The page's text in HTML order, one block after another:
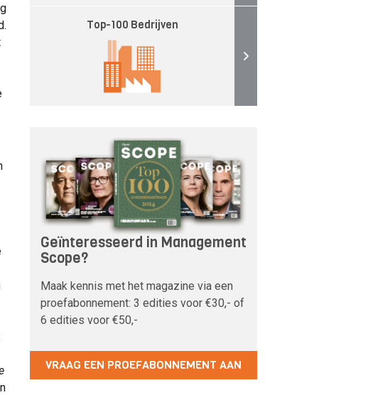
Top-100 Bedrijven
Geïnteresseerd in Management
Scope?
Maak kennis met het magazine via een
proefabonnement: 3 edities voor €30,- of
6 edities voor €50,-
VRAAG EEN PROEFABONNEMENT AAN